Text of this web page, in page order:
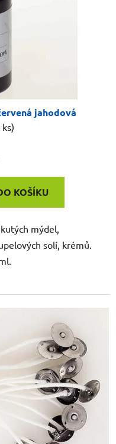
jahodová
ks)
KOŠÍKU
mýdel,
solí, krémů.